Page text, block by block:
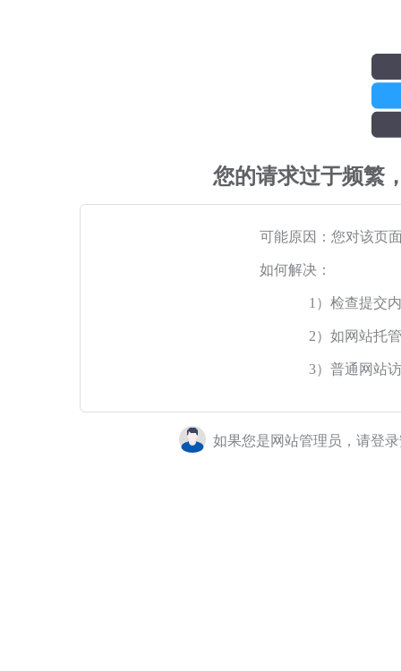
您的请求过于频繁
可能原因：您对该页
如何解决：
1）检查提交
2）如网站托
3）普通网站
如果您是网站管理员，请登